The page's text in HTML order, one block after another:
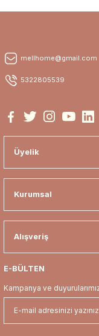
tarafımıza iletebilirsiniz.
Ürün resmi kalitesiz,
Bu ürüne benzer farklı
mellhome@gmail.com
5322805539
Üyelik
Kurumsal
Alışveriş
E-BÜLTEN
Kampanya ve